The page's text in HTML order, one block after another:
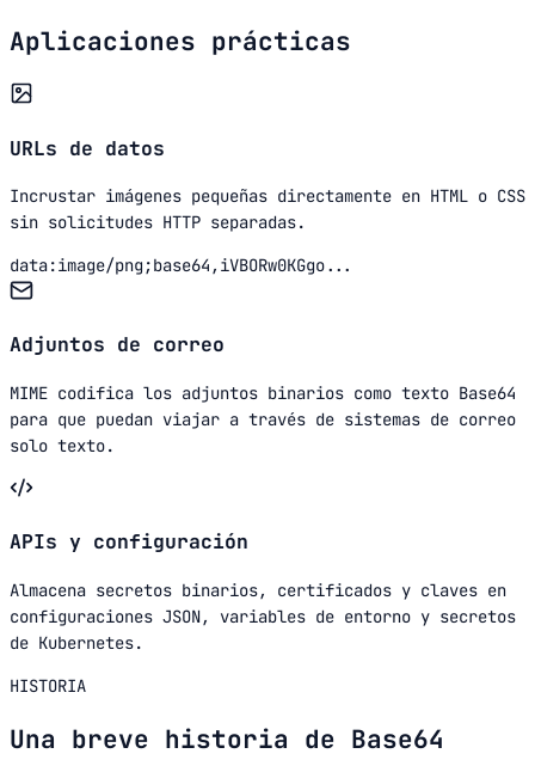
Aplicaciones prácticas
URLs de datos
Incrustar imágenes pequeñas directamente en HTML o CSS
sin solicitudes HTTP separadas.
data:image/png;base64,iVBORw0KGgo...
Adjuntos de correo
MIME codifica los adjuntos binarios como texto Base64
para que puedan viajar a través de sistemas de correo
solo texto.
APIs y configuración
Almacena secretos binarios, certificados y claves en
configuraciones JSON, variables de entorno y secretos
de Kubernetes.
HISTORIA
Una breve historia de Base64